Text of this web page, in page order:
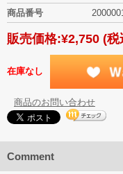
商品番号
販売価格:¥2,750 (税
在庫なし
商品のお問い合わせ
Comment